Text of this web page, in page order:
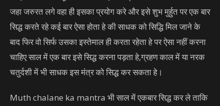
जहा जरुरत लगे वहा ही इसका प्रयोग करे और इसे शुभ मुर्हुत पर एक बार
सिद्ध करते रहे कई बार ऐसा होता हे की साधक को सिद्धि मिल जाने के
बाद फिर वो सिर्फ उसका इस्तेमाल ही करता रहेता हे पर ऐसा नहीं करना
चाहिए साल में एक बार इसे सिद्ध करना पड़ता हे,ग्रहण काल में या नरक
चतुर्दशी में भी साधक इस मंत्र को सिद्ध कर सकता हे।
Muth chalane ka mantra भी साल में एकबार सिद्ध कर ले ताकि